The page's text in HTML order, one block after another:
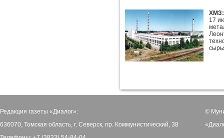
ХМЗ:
17
Редакция газеты «Диалог»:
636070, Томская область, г. Северск, пр. Коммунистический, 38
©